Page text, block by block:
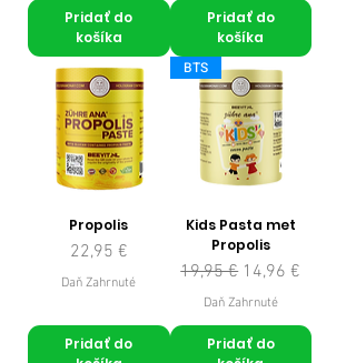
Pridať do
košíka
Pridať do
košíka
Propolis
Cena
22,95 €
Daň Zahrnuté
Pridať do
BTS
Kids Pasta met
Propolis
Normálna cena
19,95 € Zľavnená cena
14,96 €
Daň Zahrnuté
Pridať do